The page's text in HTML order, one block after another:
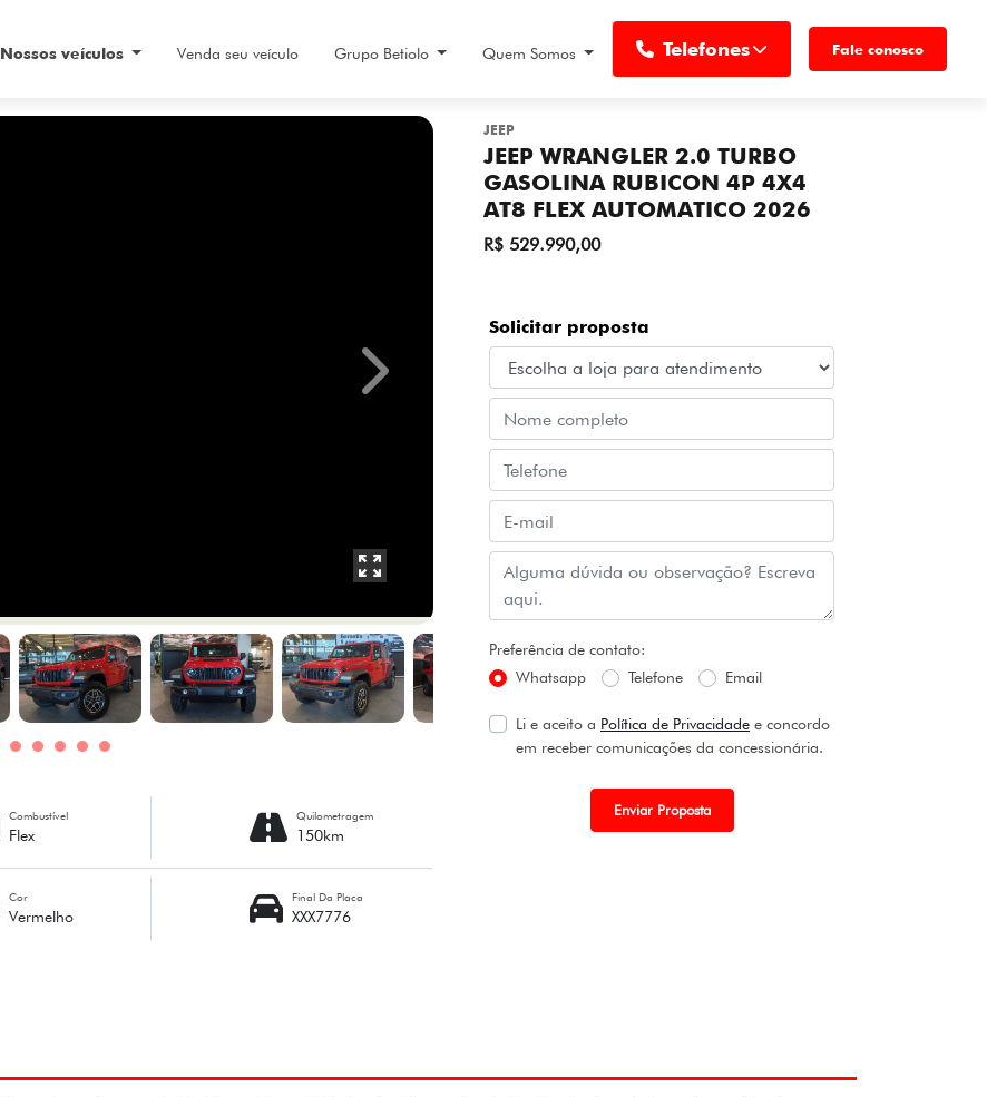
Nossos veículos Venda seu veículo Grupo Betiolo Quem Somos Fale conosco
Telefones
JEEP
JEEP WRANGLER 2.0 TURBO
GASOLINA RUBICON 4P 4X4
AT8 FLEX AUTOMATICO 2026
R$ 529.990,00
Solicitar proposta
Preferência de contato:
Whatsapp
Telefone Email
Li e aceito a Política de Privacidade e concordo
em receber comunicações da concessionária.
Enviar Proposta
Next
Combustível
Flex
Quilometragem
150km
Cor
Vermelho
Final Da Placa
XXX7776